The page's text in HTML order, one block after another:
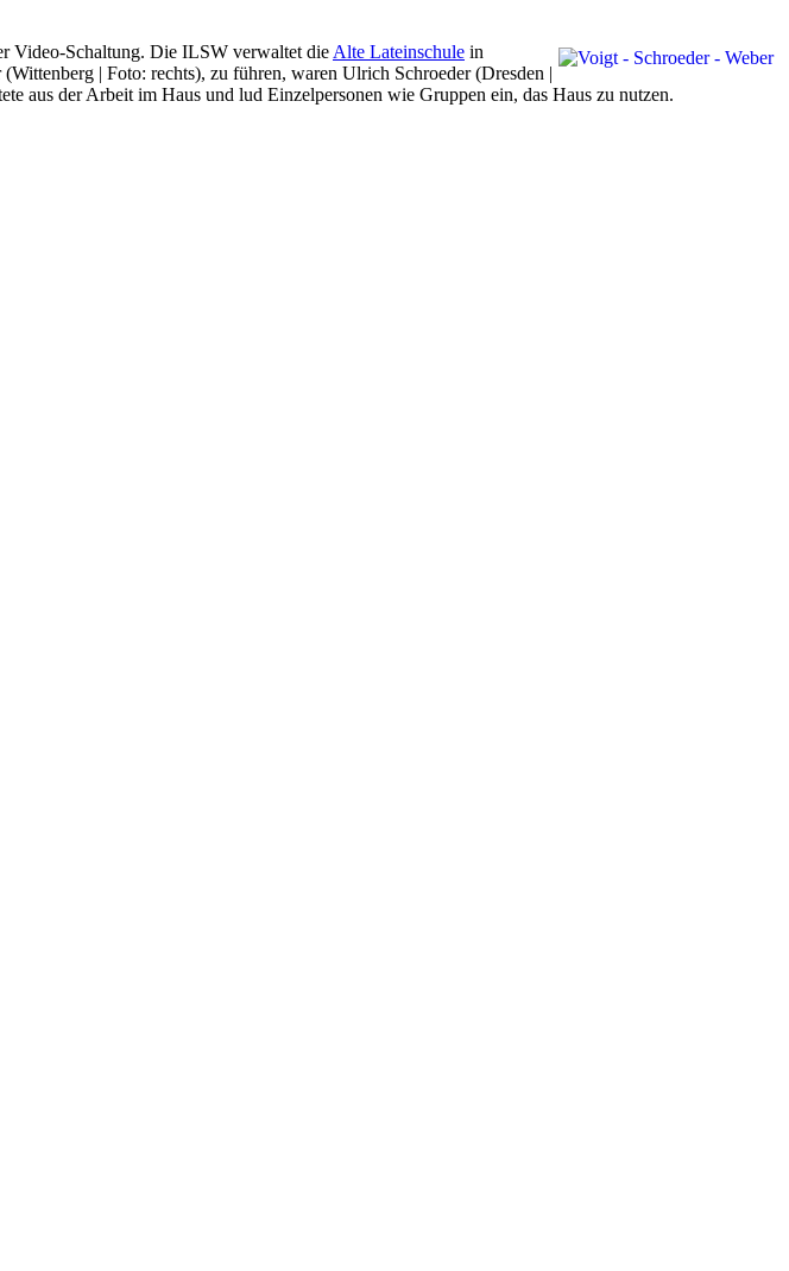
Video-Schaltung. Die ILSW verwaltet die Alte Lateinschule in
| Foto: rechts), zu führen, waren Ulrich Schroeder (Dresden |
aus der Arbeit im Haus und lud Einzelpersonen wie Gruppen ein, das Haus zu nutzen.